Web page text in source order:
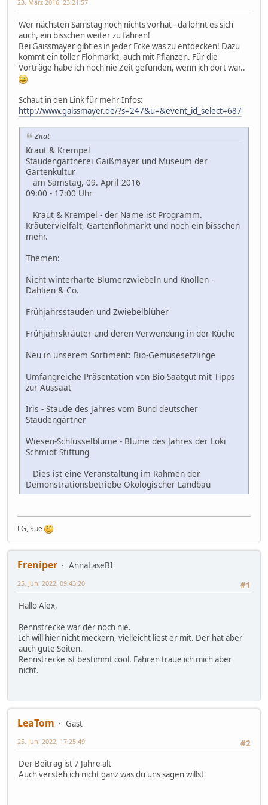
23. März 2016, 23:21:57
Wer nächsten Samstag noch nichts vorhat - da lohnt es sich
auch, ein bisschen weiter zu fahren!
Bei Gaissmayer gibt es in jeder Ecke was zu entdecken! Dazu
kommt ein toller Flohmarkt, auch mit Pflanzen. Für die
Vorträge habe ich noch nie Zeit gefunden, wenn ich dort war..
Schaut in den Link für mehr Infos:
http://www.gaissmayer.de/?s=247&u=&event_id_select=687
Zitat
Kraut & Krempel
Staudengärtnerei Gaißmayer und Museum der
Gartenkultur
am Samstag, 09. April 2016
09:00 - 17:00 Uhr
Kraut & Krempel - der Name ist Programm.
Kräutervielfalt, Gartenflohmarkt und noch ein bisschen
mehr.
Themen:
Nicht winterharte Blumenzwiebeln und Knollen –
Dahlien & Co.
Frühjahrsstauden und Zwiebelblüher
Frühjahrskräuter und deren Verwendung in der Küche
Neu in unserem Sortiment: Bio-Gemüsesetzlinge
Umfangreiche Präsentation von Bio-Saatgut mit Tipps
zur Aussaat
Iris - Staude des Jahres vom Bund deutscher
Staudengärtner
Wiesen-Schlüsselblume - Blume des Jahres der Loki
Schmidt Stiftung
Dies ist eine Veranstaltung im Rahmen der
Demonstrationsbetriebe Ökologischer Landbau
LG, Sue
Freniper
AnnaLaseBI
#1
25. Juni 2022, 09:43:20
Hallo Alex,
Rennstrecke war der noch nie.
Ich will hier nicht meckern, vielleicht liest er mit. Der hat aber
auch gute Seiten.
Rennstrecke ist bestimmt cool. Fahren traue ich mich aber
nicht.
LeaTom
Gast
#2
25. Juni 2022, 17:25:49
Der Beitrag ist 7 Jahre alt
Auch versteh ich nicht ganz was du uns sagen willst